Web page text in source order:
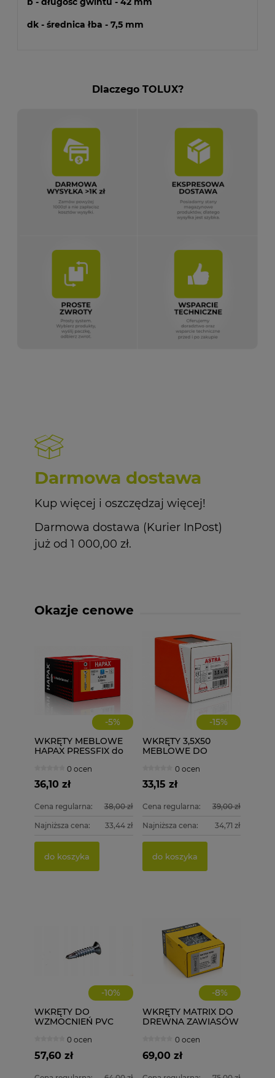
dk - średnica łba - 7,5 mm
Dlaczego TOLUX?
Darmowa dostawa
Kup więcej i oszczędzaj więcej!
Darmowa dostawa (Kurier InPost)
już od 1 000,00 zł.
Okazje cenowe
-5%
WKRĘTY MEBLOWE
HAPAX PRESSFIX do
4x50 200 szt.
ściągające
0 ocen
36,10 zł
Cena regularna: 38,00 zł
Najniższa cena: 33,44 zł
do koszyka
-15%
WKRĘTY 3,5X50
MEBLOWE DO
0 ocen
33,15 zł
Cena regularna: 39,00 zł
Najniższa cena: 34,71 zł
do koszyka
-10%
WKRĘTY DO
WZMOCNIEŃ PVC
1000 szt.0 ocen
57,60 zł
-8%
WKRĘTY MATRIX DO
DREWNA ZAWIASÓW
0 ocen
69,00 zł